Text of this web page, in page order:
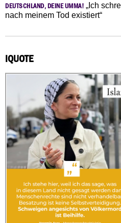
DEUTSCHLAND, DEINE UMMA! „Ich
nach meinem Tod existiert“
IQUOTE